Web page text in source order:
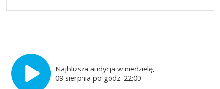
Najbliższa audycja w niedzielę,
09 sierpnia po godz. 22:00